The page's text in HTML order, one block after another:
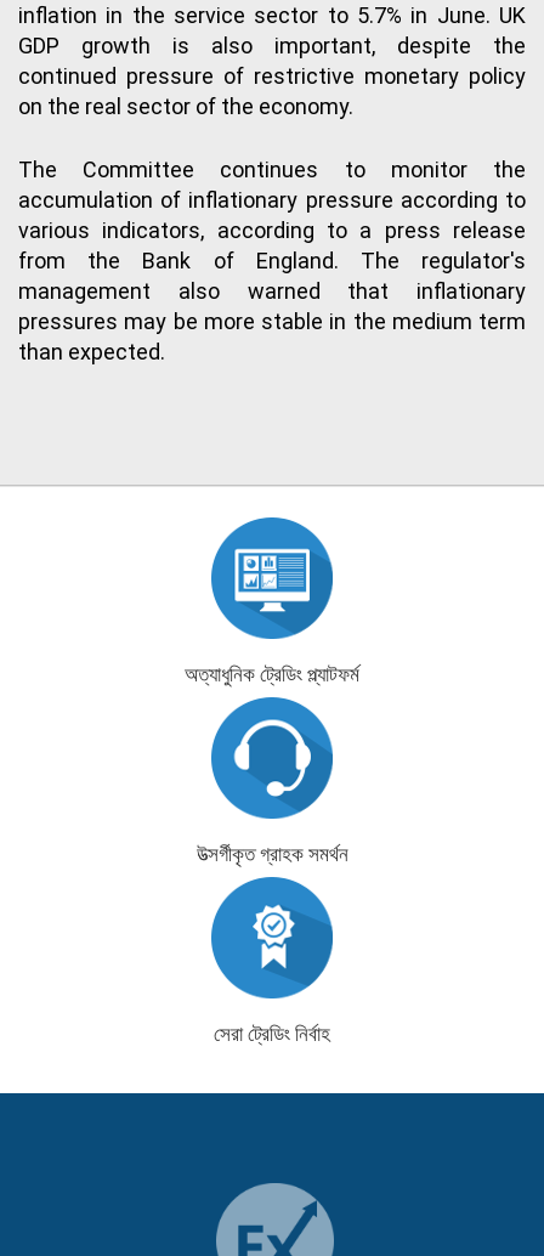
inflation in the service sector to 5.7% in June. UK
GDP growth is also important, despite the
continued pressure of restrictive monetary policy
on the real sector of the economy.
The Committee continues to monitor the
accumulation of inflationary pressure according to
various indicators, according to a press release
from the Bank of England. The regulator's
management also warned that inflationary
pressures may be more stable in the medium term
than expected.
অত্যাধুনিক ট্রেডিং প্ল্যাটফর্ম
উত্সর্গীকৃত গ্রাহক সমর্থন
সেরা ট্রেডিং নির্বাহ